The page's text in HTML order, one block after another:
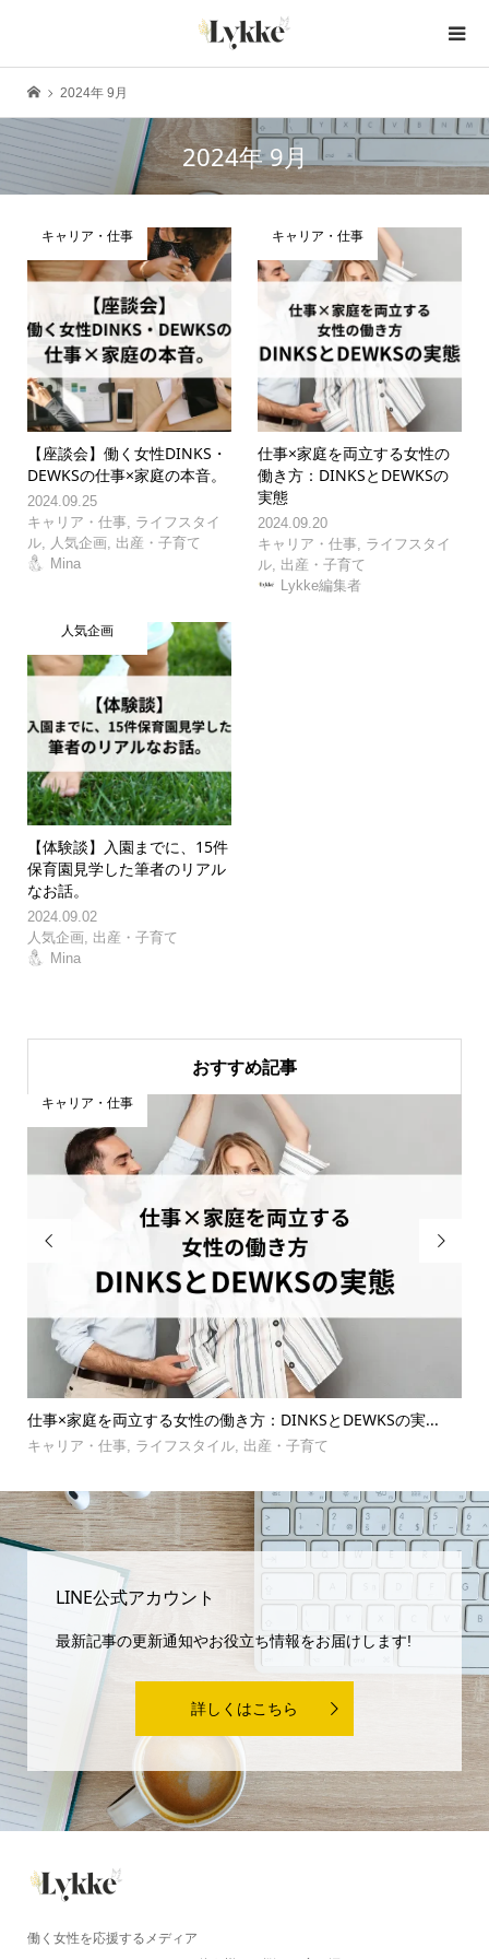
2024年 9月
2024年 9月
キャリア・仕事
【座談会】働く女性DINKS・
DEWKSの仕事×家庭の本音。
2024.09.25
キャリア・仕事
ライフスタイ
ル, 人気企画, 出産・子育て
Mina
キャリア・仕事
仕事×家庭を両立する女性の
働き方：DINKSとDEWKSの
実態
2024.09.20
キャリア・仕事
ライフスタイ
ル 出産・子育て
Lykke編集者
人気企画
【体験談】入園までに、15件
保育園見学した筆者のリアル
なお話。
2024.09.02
人気企画, 出産・子育て
Mina
おすすめ記事

仕事×家庭を両立する女性の働き方：DINKSとDEWKSの実...
キャリア・仕事 ライフスタイル, 出産・子育て
キャリア・仕事

LINE公式アカウント
最新記事の更新通知やお役立ち情報をお届けします!
詳しくはこちら
働く女性を応援するメディア